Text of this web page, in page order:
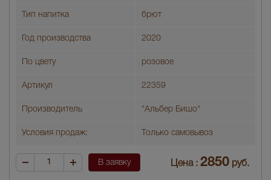
Тип напитка брют
Год производства 2020
По цвету розовое
Артикул 22359
Производитель "Альбер Бишо"
Условия продаж: Только самовывоз
В заявку Цена : 2850 руб.